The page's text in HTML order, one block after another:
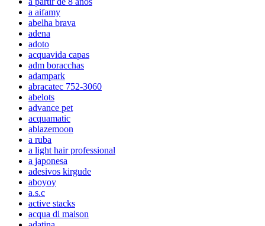
a aifamy
abelha brava
adena
adoto
acquavida capas
adm boracchas
adampark
abracatec 752-3060
abelots
advance pet
acquamatic
ablazemoon
a ruba
a light hair professional
a japonesa
adesivos kirgude
aboyoy
a.s.c
active stacks
acqua di maison